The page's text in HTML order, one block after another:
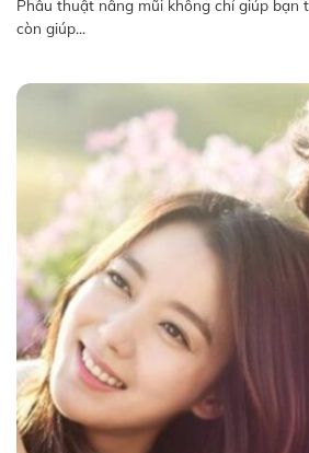
Phẫu thuật nâng mũi không chỉ giúp bạn
còn giúp...